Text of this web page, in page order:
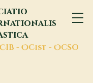
CIB - OCist - OCSO